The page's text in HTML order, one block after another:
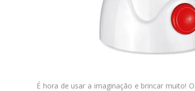
É hora de usar a imaginação e brincar muito!